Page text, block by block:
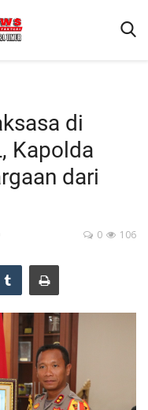
di
Kapolda
dari
106
0